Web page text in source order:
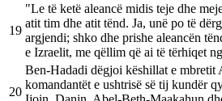
19
"Le të ketë aleancë midis teje dhe
atit tim dhe atit tënd. Ja, unë po të
argjendi; shko dhe prishe aleancën
e Izraelit, me qëllim që ai të tërhiqet
20
Ben-Hadadi dëgjoi këshillat e mbretit
komandantët e ushtrisë së tij kundër